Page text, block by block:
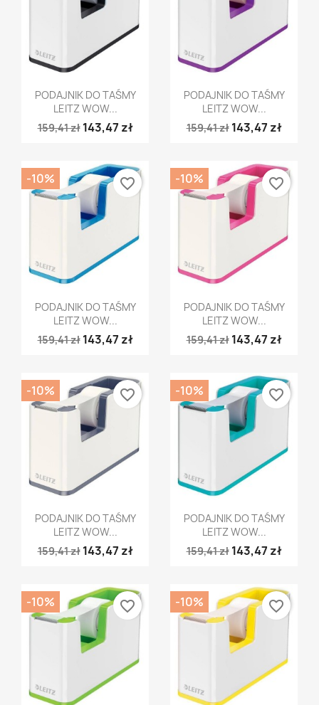
Szybki podgląd
PODAJNIK DO TAŚMY
LEITZ WOW...
159,41 zł 143,47 zł
Szybki podgląd
PODAJNIK DO TAŚMY
LEITZ WOW...
159,41 zł 143,47 zł
Szybki podgląd
PODAJNIK DO TAŚMY
LEITZ WOW...
159,41 zł 143,47 zł
-10% favorite_border
Szybki podgląd
PODAJNIK DO TAŚMY
LEITZ WOW...
159,41 zł 143,47 zł
-10% favorite_border
Szybki podgląd
PODAJNIK DO TAŚMY
LEITZ WOW...
159,41 zł 143,47 zł
-10% favorite_border
Szybki podgląd
PODAJNIK DO TAŚMY
LEITZ WOW...
159,41 zł 143,47 zł
-10% favorite_border
-10% favorite_border -10% favorite_border